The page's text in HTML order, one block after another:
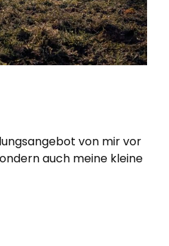
von mir vor
auch meine kleine